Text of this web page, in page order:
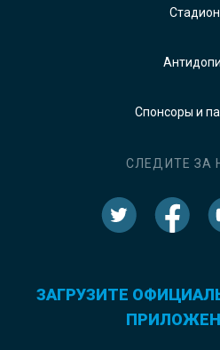
Спонсоры и
СЛЕДИТЕ ЗА
ЗАГРУЗИТЕ